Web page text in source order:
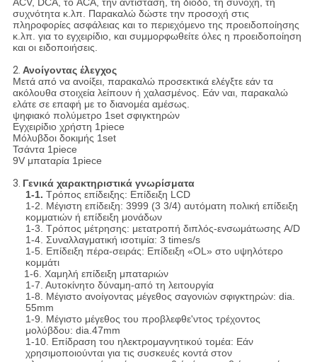
ACV, DCA, το ACA, την αντίσταση, τη δίοδο, τη συνοχή, τη
συχνότητα κ.λπ. Παρακαλώ δώστε την προσοχή στις
πληροφορίες ασφάλειας και το περιεχόμενο της προειδοποίησης
κ.λπ. για το εγχειρίδιο, και συμμορφωθείτε όλες η προειδοποίηση
και οι ειδοποιήσεις.
2. Ανοίγοντας έλεγχος
Μετά από να ανοίξει, παρακαλώ προσεκτικά ελέγξτε εάν τα
ακόλουθα στοιχεία λείπουν ή χαλασμένος. Εάν ναι, παρακαλώ
ελάτε σε επαφή με το διανομέα αμέσως.
ψηφιακό πολύμετρο 1set σφιγκτηρών
Εγχειρίδιο χρήστη 1piece
Μόλυβδοι δοκιμής 1set
Τσάντα 1piece
9V μπαταρία 1piece
3. Γενικά χαρακτηριστικά γνωρίσματα
1-1. Τρόπος επίδειξης: Επίδειξη LCD
1-2. Μέγιστη επίδειξη: 3999 (3 3/4) αυτόματη πολική επίδειξη
κομματιών ή επίδειξη μονάδων
1-3. Τρόπος μέτρησης: μετατροπή διπλός-ενσωμάτωσης A/D
1-4. Συναλλαγματική ισοτιμία: 3 times/s
1-5. Επίδειξη πέρα-σειράς: Επίδειξη «OL» στο υψηλότερο
κομμάτι
1-6. Χαμηλή επίδειξη μπαταριών
1-7. Αυτοκίνητο δύναμη-από τη λειτουργία
1-8. Μέγιστο ανοίγοντας μέγεθος σαγονιών σφιγκτηρών: dia.
55mm
1-9. Μέγιστο μέγεθος του προβλεφθε'ντος τρέχοντος
μολύβδου: dia.47mm
1-10. Επίδραση του ηλεκτρομαγνητικού τομέα: Εάν
χρησιμοποιούνται για τις συσκευές κοντά στον